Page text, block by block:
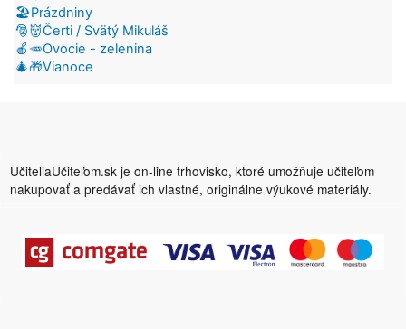
🏖️Prázdniny
🎅👹Čerti / Svätý Mikuláš
🍎🥕Ovocie - zelenina
🎄🎁Vianoce
UčiteliaUčiteľom.sk je on-line trhovisko, ktoré umožňuje učiteľom
nakupovať a predávať ich vlastné, originálne výukové materiály.